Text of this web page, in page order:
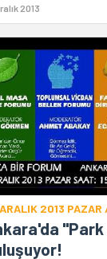
2013
2013 PAZAR
"Park